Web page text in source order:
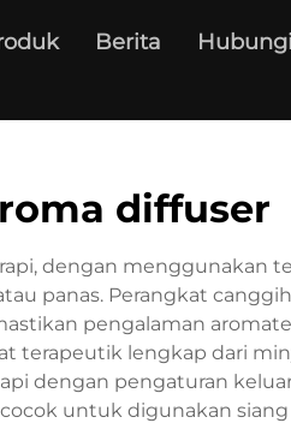
Berita
diffuser
dengan menggunakan
panas. Perangkat
pengalaman
terapeutik lengkap dari
dengan pengaturan
untuk digunakan